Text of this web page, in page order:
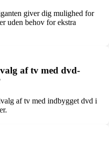
giver dig mulighed for
uden behov for ekstra
af tv med dvd-
af tv med indbygget dvd i